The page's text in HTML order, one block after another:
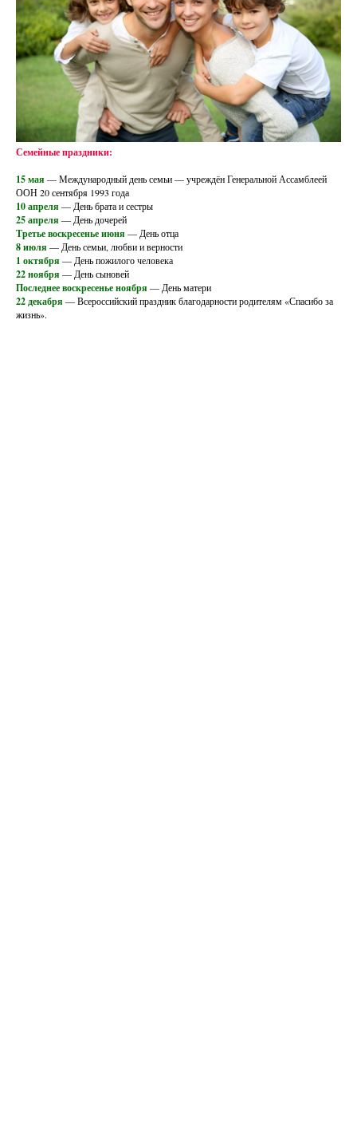
Семейные праздники:
15 мая — Международный день семьи — учреждён Генеральной Ассамблеей
ООН 20 сентября 1993 года
10 апреля — День брата и сестры
25 апреля — День дочерей
Третье воскресенье июня — День отца
8 июля — День семьи, любви и верности
1 октября — День пожилого человека
22 ноября — День сыновей
Последнее воскресенье ноября — День матери
22 декабря — Всероссийский праздник благодарности родителям «Спасибо за
жизнь».